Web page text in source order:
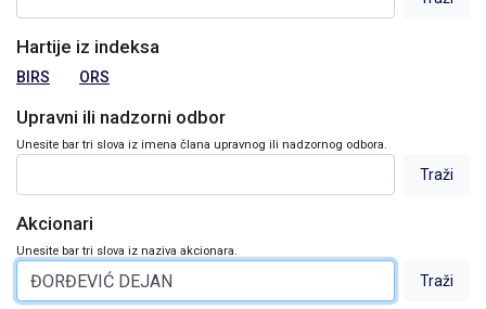
Hartije iz indeksa
BIRS ORS
Upravni ili nadzorni odbor
Unesite bar tri slova iz imena člana upravnog ili nadzornog odbora.
Akcionari
Unesite bar tri slova iz naziva akcionara.